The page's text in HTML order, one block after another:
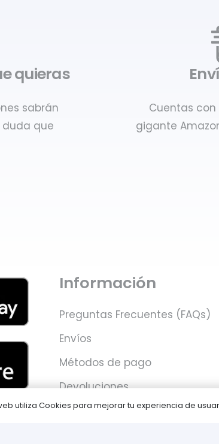
quieras
sabrán
que
Cuentas
gigante
Información
Preguntas Frecuentes (FAQs)
Envíos
Métodos de pago
Devoluciones
utiliza Cookies para mejorar tu experiencia de